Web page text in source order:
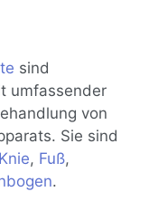
sind
umfassender
von
Sie sind
Knie, Fuß,
.